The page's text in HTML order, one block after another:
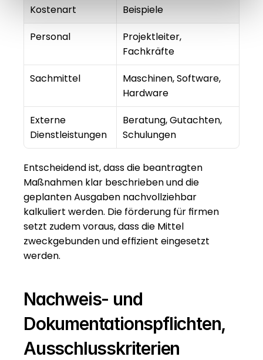
Kostenart
Beispiele
Personal
Projektleiter,
Fachkräfte
Sachmittel
Maschinen, Software,
Hardware
Externe
Dienstleistungen
Beratung, Gutachten,
Schulungen
Entscheidend ist, dass die beantragten
Maßnahmen klar beschrieben und die
geplanten Ausgaben nachvollziehbar
kalkuliert werden. Die förderung für firmen
setzt zudem voraus, dass die Mittel
zweckgebunden und effizient eingesetzt
werden.
Nachweis- und
Dokumentationspflichten,
Ausschlusskriterien